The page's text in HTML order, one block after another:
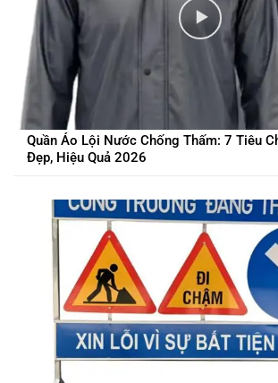
Quần Áo Lội Nước Chống Thấm: 7 Tiêu
Đẹp, Hiệu Quả 2026